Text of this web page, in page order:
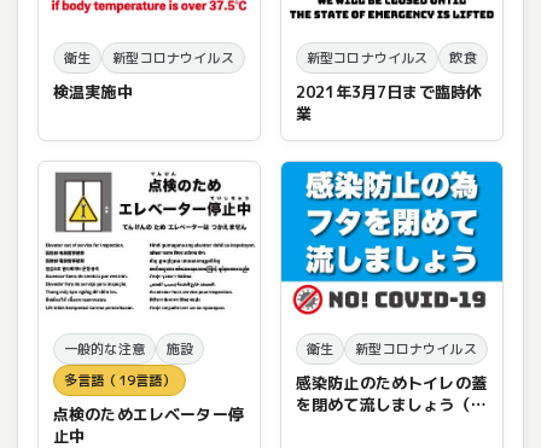
衛生 新型コロナウイルス
検温実施中
新型コロナウイルス 飲食
2021年3月7日まで臨時休
業
一般的な注意
施設
多言語（19言語）
点検のためエレベーター停
止中
衛生 新型コロナウイルス
感染防止のためトイレの蓋
を閉めて流しましょう（シ